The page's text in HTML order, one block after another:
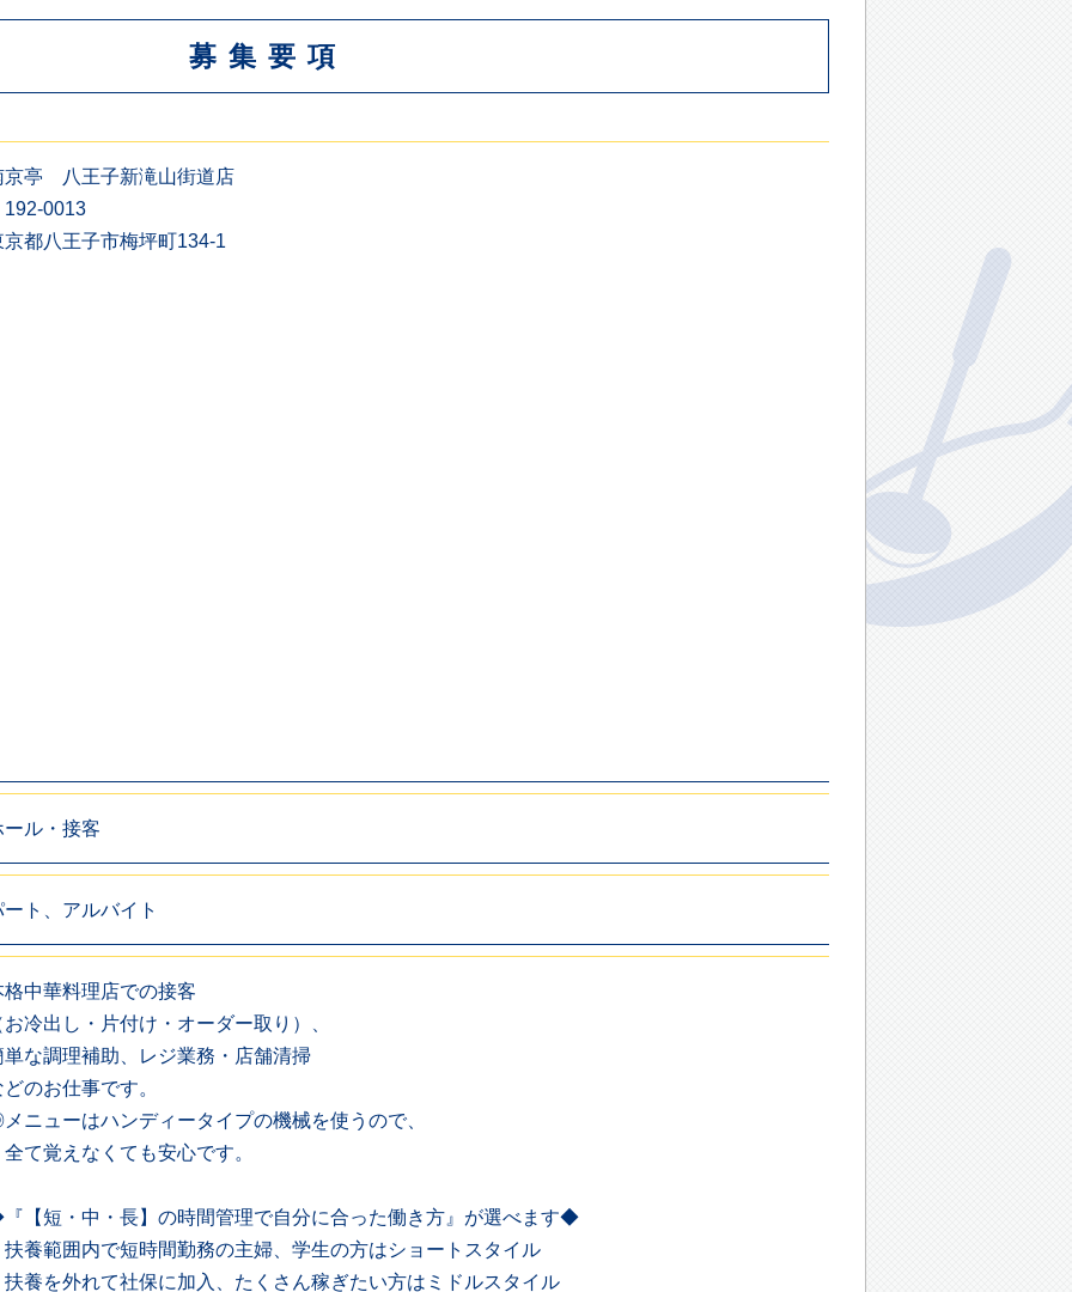
募集要項
京亭 八王子新滝山街道店
192-0013
京都八王子市梅坪町134-1
ール・接客
ート、アルバイト
格中華料理店での接客
お冷出し・片付け・オーダー取り）、
単な調理補助、レジ業務・店舗清掃
どのお仕事です。
ニューはハンディータイプの機械を使うので、
て覚えなくても安心です。
【短・中・長】の時間管理で自分に合った働き方』が選べます◆
扶養範囲内で短時間勤務の主婦、学生の方はショートスタイル
扶養を外れて社保に加入、たくさん稼ぎたい方はミドルスタイル